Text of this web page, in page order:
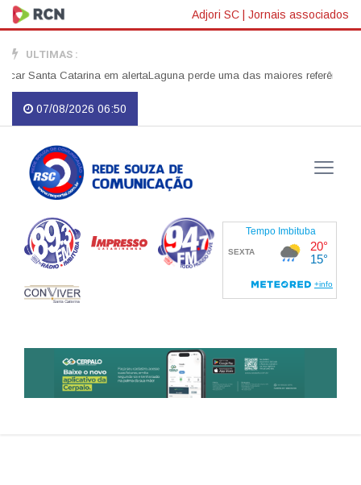
Adjori SC | Jornais associados
ULTIMAS :
Catarina em alertaLaguna perde uma das maiores referências do
07/08/2026 06:50